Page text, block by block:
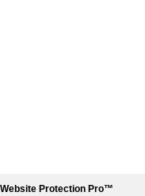
Website Protection Pro™